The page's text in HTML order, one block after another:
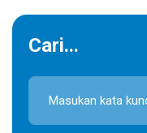
Cari...